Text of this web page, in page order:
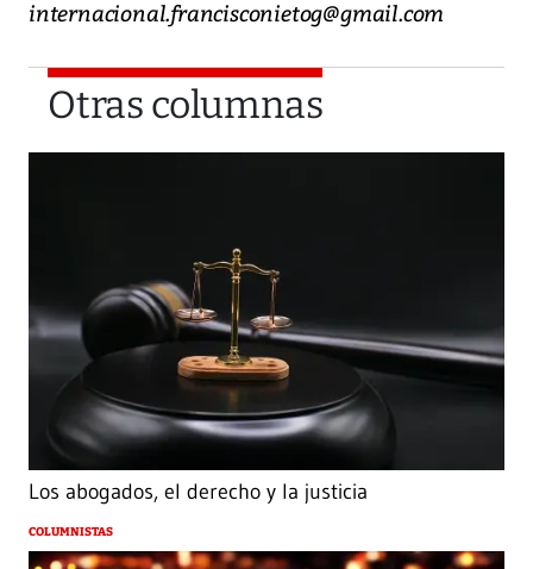
internacional.francisconietog@gmail.com
Otras columnas
Los abogados, el derecho y la justicia
COLUMNISTAS